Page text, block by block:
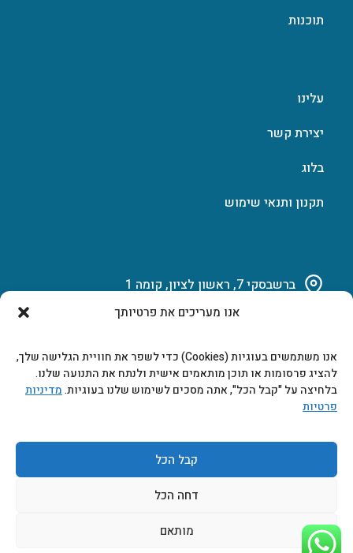
אנו מעריכים את פרטיותך
אנו משתמשים בעוגיות (Cookies) כדי לשפר את חוויית הגלישה שלך,
להציג פרסומות או תוכן מותאמים אישית ולנתח את התנועה שלנו.
בלחיצה על "קבל הכל", אתה מסכים לשימוש שלנו בעוגיות.מדיניות
פרטיות
קבל הכל
דחה הכל
מותאם
תוכנות
עלינו
יצירת קשר
בלוג
תקנון ותנאי שימוש
ברשבסקי 7, ראשון לציון, קומה 1
marketing@b-tech.co.il
2026 © כל הזכויות שמורות ביטק אלקטרוניקה בע"מ